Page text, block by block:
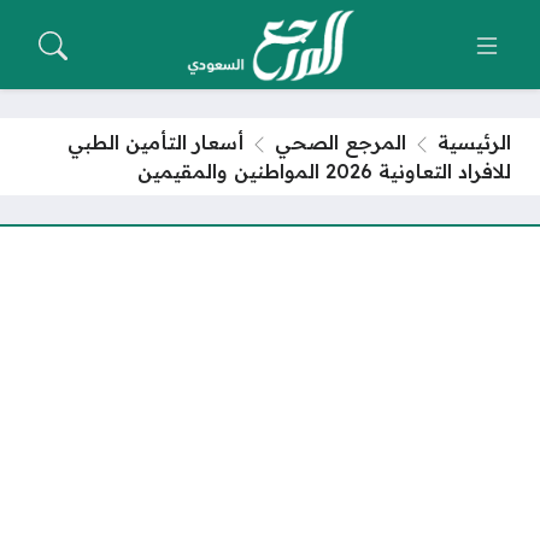
الرئيسية المرجع الصحي
أسعار التأمين الطبي
للافراد التعاونية 2026 المواطنين والمقيمين